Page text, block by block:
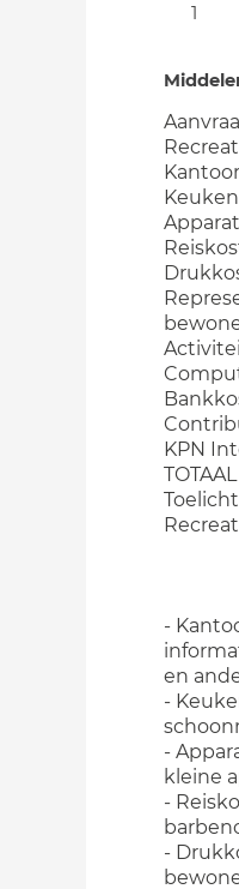
1
KPN
-
en
-
-
kleine
-
-